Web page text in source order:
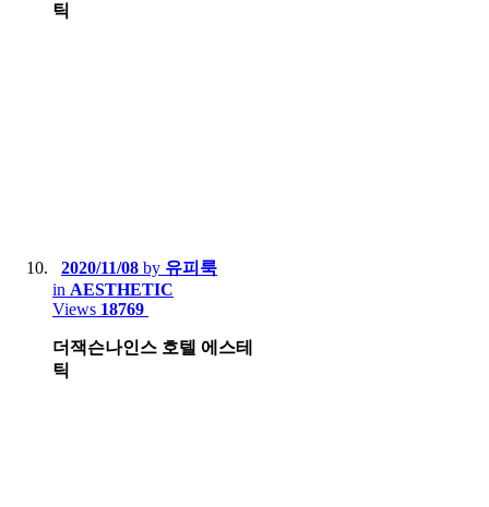
틱
2020/11/08 by 유피룩
in AESTHETIC
Views 18769
더잭슨나인스 호텔 에스테
틱